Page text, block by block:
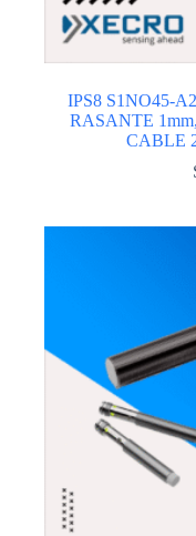
IPS8 S1NO45-
RASANTE
CABLE